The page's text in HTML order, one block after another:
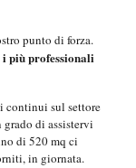
punto di forza.
i più professionali
continui sul settore
di assistervi
di 520 mq ci
in giornata.